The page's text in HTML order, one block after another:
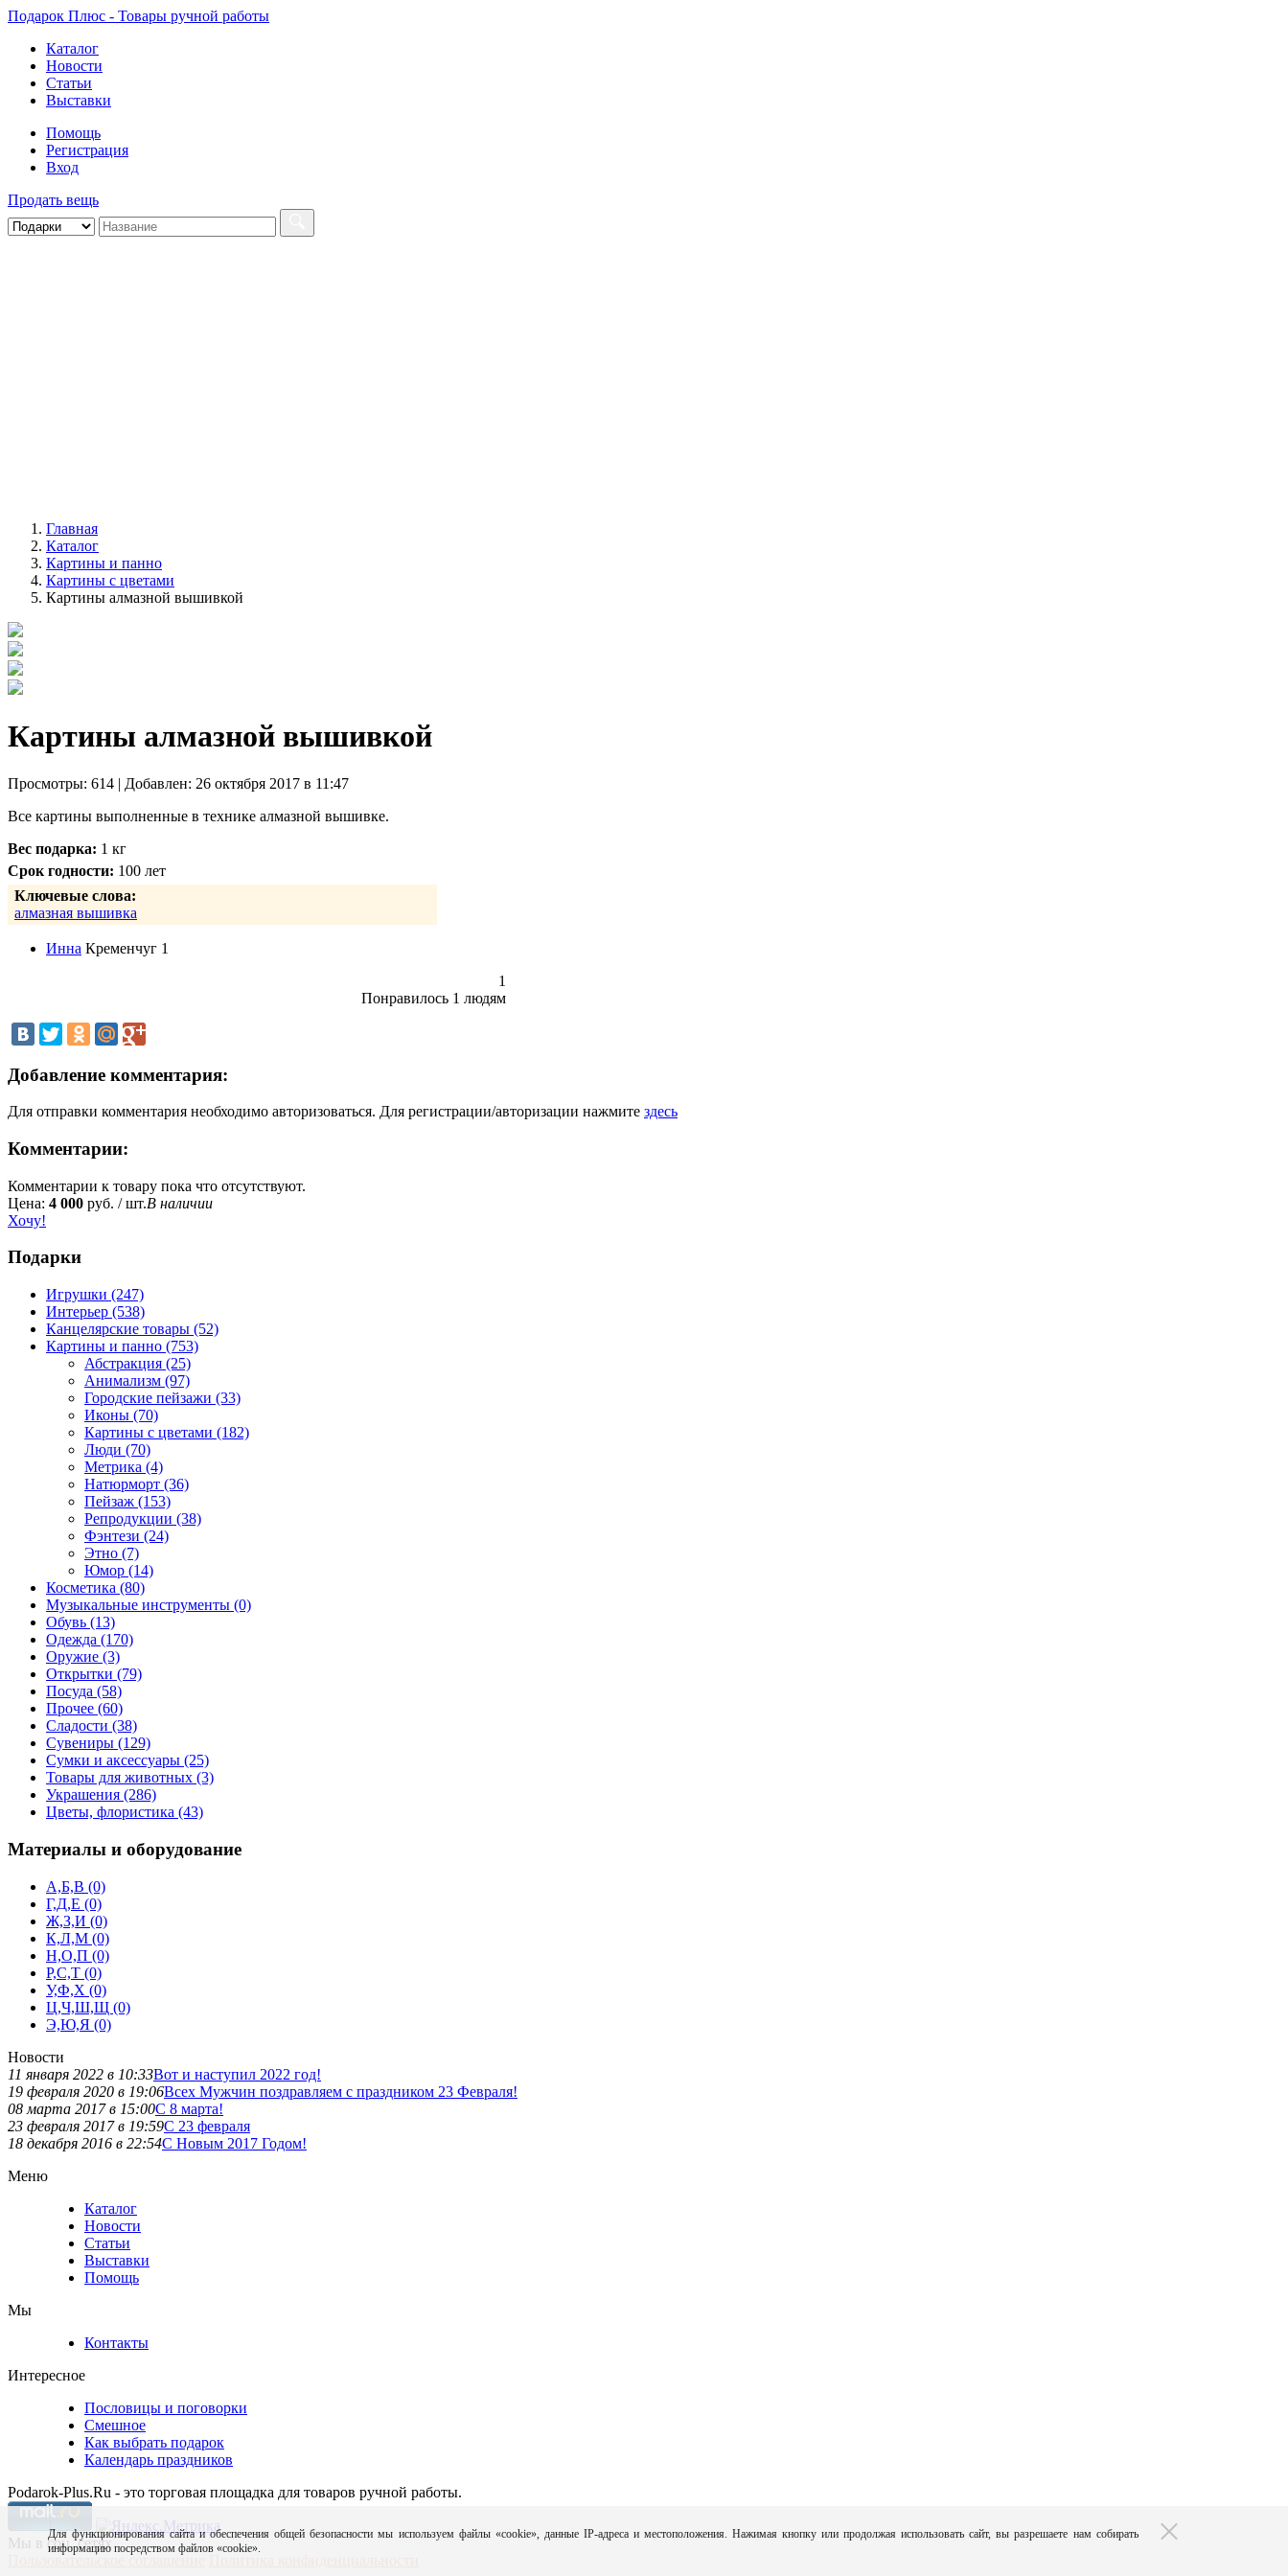
Подарок Плюс - Товары ручной работы
Каталог
Новости
Статьи
Выставки
Помощь
Регистрация
Вход
Продать вещь
Главная
Каталог
Картины и панно
Картины с цветами
Картины алмазной вышивкой
Картины алмазной вышивкой
Просмотры: 614 | Добавлен: 26 октября 2017 в 11:47
Все картины выполненные в технике алмазной вышивке.
Вес подарка: 1 кг
Срок годности: 100 лет
Ключевые слова:
алмазная вышивка
Инна Кременчуг 1
1
Понравилось 1 людям
Добавление комментария:
Для отправки комментария необходимо авторизоваться. Для регистрации/авторизации нажмите здесь
Комментарии:
Комментарии к товару пока что отсутствуют.
Цена: 4 000 руб. / шт.В наличии
Хочу!
Подарки
Игрушки (247)
Интерьер (538)
Канцелярские товары (52)
Картины и панно (753)
Абстракция (25)
Анимализм (97)
Городские пейзажи (33)
Иконы (70)
Картины с цветами (182)
Люди (70)
Метрика (4)
Натюрморт (36)
Пейзаж (153)
Репродукции (38)
Фэнтези (24)
Этно (7)
Юмор (14)
Косметика (80)
Музыкальные инструменты (0)
Обувь (13)
Одежда (170)
Оружие (3)
Открытки (79)
Посуда (58)
Прочее (60)
Сладости (38)
Сувениры (129)
Сумки и аксессуары (25)
Товары для животных (3)
Украшения (286)
Цветы, флористика (43)
Материалы и оборудование
А,Б,В (0)
Г,Д,Е (0)
Ж,З,И (0)
К,Л,М (0)
Н,О,П (0)
Р,С,Т (0)
У,Ф,Х (0)
Ц,Ч,Ш,Щ (0)
Э,Ю,Я (0)
Новости
11 января 2022 в 10:33Вот и наступил 2022 год!
19 февраля 2020 в 19:06Всех Мужчин поздравляем с праздником 23 Февраля!
08 марта 2017 в 15:00С 8 марта!
23 февраля 2017 в 19:59С 23 февраля
18 декабря 2016 в 22:54С Новым 2017 Годом!
Меню
Каталог
Новости
Статьи
Выставки
Помощь
Мы
Контакты
Интересное
Пословицы и поговорки
Смешное
Как выбрать подарок
Календарь праздников
Podarok-Plus.Ru - это торговая площадка для товаров ручной работы.
Мы в соц. сетях
Пользовательское соглашение
Для функционирования сайта и обеспечения общей безопасности мы используем файлы «cookie», данные IP-адреса и местоположения. Нажимая кнопку или продолжая использовать сайт, вы разрешаете нам собирать
информацию посредством файлов «cookie».